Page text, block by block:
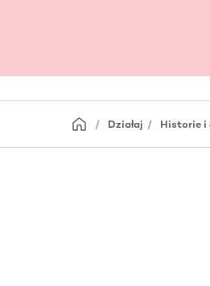
Działaj Historie i